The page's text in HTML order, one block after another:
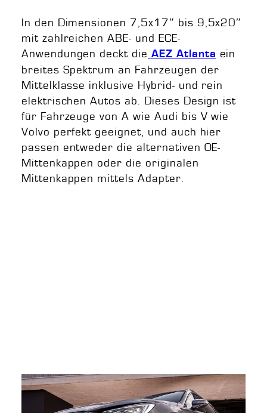
In den Dimensionen 7,5x17″ bis 9,5x20″
mit zahlreichen ABE- und ECE-
Anwendungen deckt die AEZ Atlanta ein
breites Spektrum an Fahrzeugen der
Mittelklasse inklusive Hybrid- und rein
elektrischen Autos ab. Dieses Design ist
für Fahrzeuge von A wie Audi bis V wie
Volvo perfekt geeignet, und auch hier
passen entweder die alternativen OE-
Mittenkappen oder die originalen
Mittenkappen mittels Adapter.